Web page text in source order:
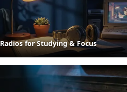
Radios for Studying & Focus